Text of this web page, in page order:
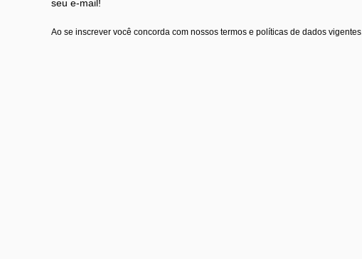
seu e-mail!
Ao se inscrever você concorda com nossos termos e políticas de dados vigentes.